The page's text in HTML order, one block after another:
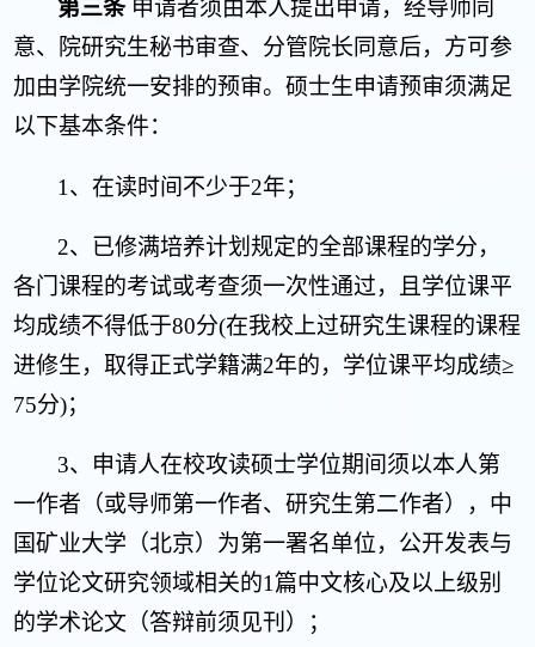
第三条 申请者须由本人提出申请，经导师同
意、院研究生秘书审查、分管院长同意后，方可参
加由学院统一安排的预审。硕士生申请预审须满足
以下基本条件：
1 、在读时间不少于2年；
2、已修满培养计划规定的全部课程的学分，
各门课程的考试或考查须一次性通过，且学位课平
均成绩不得低于80分(在我校上过研究生课程的课程
进修生，取得正式学籍满2年的，学位课平均成绩≥
75分)；
3、申请人在校攻读硕士学位期间须以本人第
一作者（或导师第一作者、研究生第二作者），中
国矿业大学（北京）为第一署名单位，公开发表与
学位论文研究领域相关的1篇中文核心及以上级别
的学术论文（答辩前须见刊）；